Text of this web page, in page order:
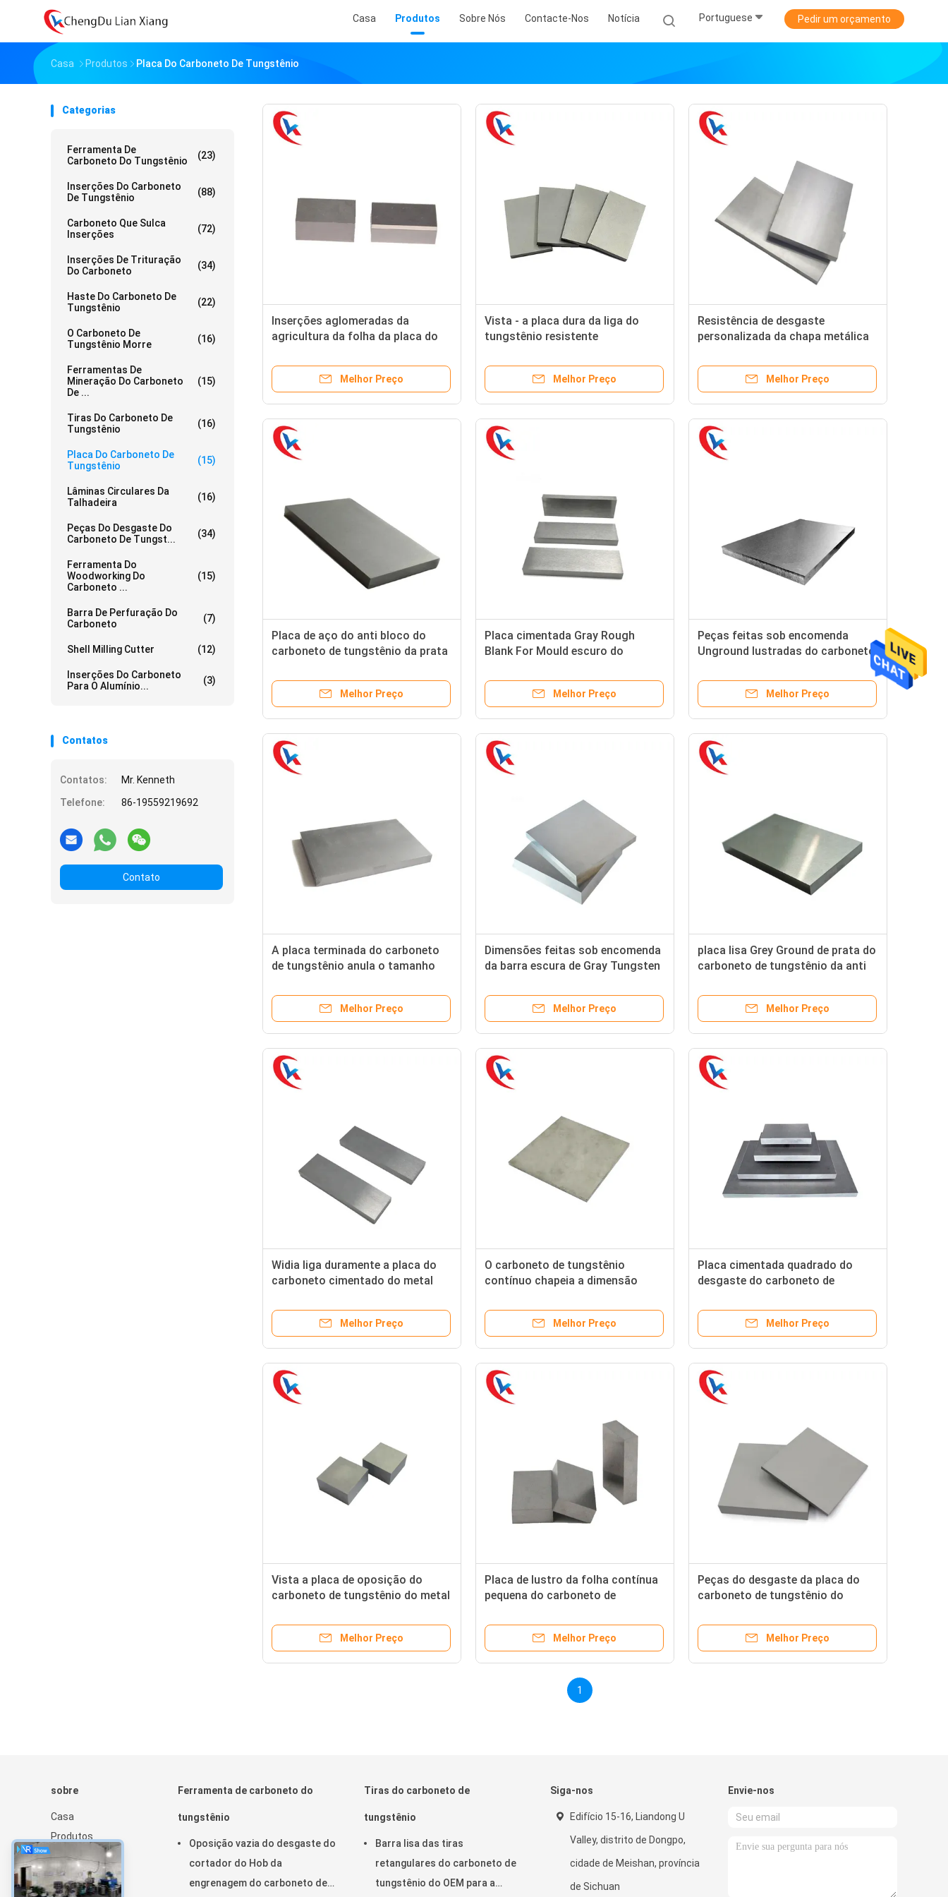
Casa Produtos Sobre Nós Contacte-Nos Notícia Portuguese Pedir um orçamento
Casa Produtos Placa Do Carboneto De Tungstênio
Categorias
Ferramenta De
Carboneto Do Tungstênio
(23)
Inserções Do Carboneto
De Tungstênio
(88)
Carboneto Que Sulca
Inserções
(72)
Inserções De Trituração
Do Carboneto
(34)
Haste Do Carboneto De
Tungstênio
(22)
O Carboneto De
Tungstênio Morre
(16)
Ferramentas De
Mineração Do Carboneto
De ...
(15)
Tiras Do Carboneto De
Tungstênio
(16)
Placa Do Carboneto De
Tungstênio
(15)
Lâminas Circulares Da
Talhadeira
(16)
Peças Do Desgaste Do
Carboneto De Tungst...
(34)
Ferramenta Do
Woodworking Do
Carboneto ...
(15)
Barra De Perfuração Do
Carboneto
(7)
Shell Milling Cutter (12)
Inserções Do Carboneto
Para O Alumínio...
(3)
Contatos
Contatos:
Mr. Kenneth
Telefone:
86-19559219692
Contato
Inserções aglomeradas da
agricultura da folha da placa do
pontos do cultivador
Melhor Preço
Vista - a placa dura da liga do
tungstênio resistente
perfuração
Melhor Preço
Resistência de desgaste
personalizada da chapa metálica
tungstênio para as peças do
desgaste
Melhor Preço
Placa de aço do anti bloco do
carboneto de tungstênio da prata
Melhor Preço
Placa cimentada Gray Rough
Blank For Mould escuro do
Melhor Preço
Peças feitas sob encomenda
Unground lustradas do carboneto
casca
Melhor Preço
A placa terminada do carboneto
de tungstênio anula o tamanho
Melhor Preço
Dimensões feitas sob encomenda
da barra escura de Gray Tungsten
Melhor Preço
placa lisa Grey Ground de prata do
carboneto de tungstênio da anti
Melhor Preço
Widia liga duramente a placa do
carboneto cimentado do metal
Melhor Preço
O carboneto de tungstênio
contínuo chapeia a dimensão
de 330mm
Melhor Preço
Placa cimentada quadrado do
desgaste do carboneto de
velocidade
Melhor Preço
Vista a placa de oposição do
carboneto de tungstênio do metal
Melhor Preço
Placa de lustro da folha contínua
pequena do carboneto de
perfuração
Melhor Preço
Peças do desgaste da placa do
carboneto de tungstênio do
de 20MM
Melhor Preço
1
sobre
Casa
Produtos
Sobre nós
Notícia
Ferramenta de carboneto do
tungstênio
Oposição vazia do desgaste do
cortador do Hob da
engrenagem do carboneto de
Tiras do carboneto de
tungstênio
Barra lisa das tiras
retangulares do carboneto de
tungstênio do OEM para a
Siga-nos
Edifício 15-16, Liandong U
Valley, distrito de Dongpo,
cidade de Meishan, província
de Sichuan
Envie-nos